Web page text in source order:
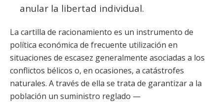
anular la libertad individual.
La cartilla de racionamiento es un instrumento de
política económica de frecuente utilización en
situaciones de escasez generalmente asociadas a los
conflictos bélicos o, en ocasiones, a catástrofes
naturales. A través de ella se trata de garantizar a la
población un suministro reglado —